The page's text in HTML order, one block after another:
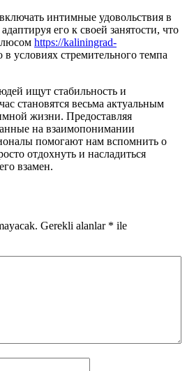
интимные удовольствия в
его к своей занятости, что
https://kaliningrad-
в условиях стремительного темпа
ищут стабильность и
становятся весьма актуальным
жизни. Предоставляя
на взаимопонимании
помогают нам вспомнить о
отдохнуть и насладиться
взамен.
Gerekli alanlar * ile